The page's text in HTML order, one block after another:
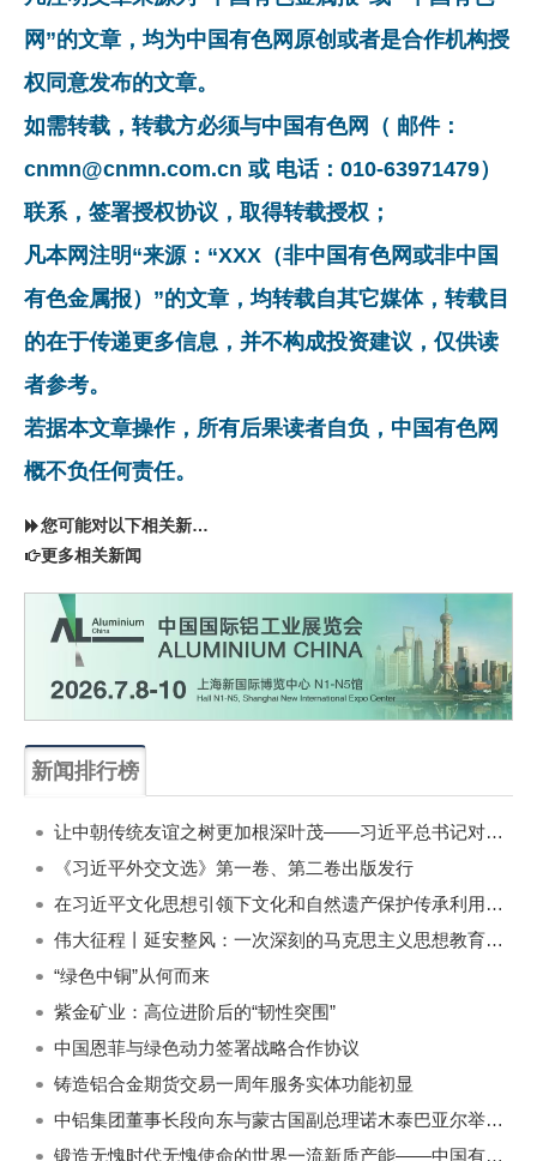
网”的文章，均为中国有色网原创或者是合作机构授
权同意发布的文章。
如需转载，转载方必须与中国有色网（ 邮件：
cnmn@cnmn.com.cn 或 电话：010-63971479）
联系，签署授权协议，取得转载授权；
凡本网注明“来源：“XXX（非中国有色网或非中国
有色金属报）”的文章，均转载自其它媒体，转载目
的在于传递更多信息，并不构成投资建议，仅供读
者参考。
若据本文章操作，所有后果读者自负，中国有色网
概不负任何责任。
您可能对以下相关新闻同样感兴趣
更多相关新闻
新闻排行榜
让中朝传统友谊之树更加根深叶茂——习近平总书记对朝鲜进行国事访问纪实
《习近平外交文选》第一卷、第二卷出版发行
在习近平文化思想引领下文化和自然遗产保护传承利用工作开创新局面
伟大征程丨延安整风：一次深刻的马克思主义思想教育运动
“绿色中铜”从何而来
紫金矿业：高位进阶后的“韧性突围”
中国恩菲与绿色动力签署战略合作协议
铸造铝合金期货交易一周年服务实体功能初显
中铝集团董事长段向东与蒙古国副总理诺木泰巴亚尔举行会谈
锻造无愧时代无愧使命的世界一流新质产能——中国有色金属工业的战略应对与破局之道（二）